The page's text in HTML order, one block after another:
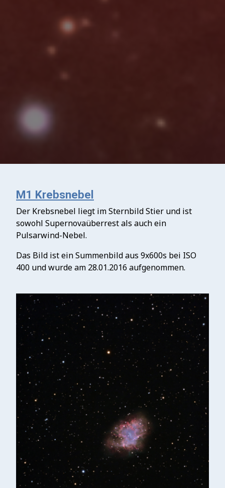
M1 Krebsnebel
Der Krebsnebel liegt im Sternbild Stier und ist
sowohl Supernovaüberrest als auch ein
Pulsarwind-Nebel.
Das Bild ist ein Summenbild aus 9x600s bei ISO
400 und wurde am 28.01.2016 aufgenommen.